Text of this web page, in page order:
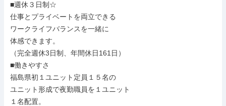
■週休３日制☆
仕事とプライベートを両立できる
ワークライフバランスを一緒に
体感できます。
（完全週休3日制、年間休日161日）
■働きやすさ
福島県初１ユニット定員１５名の
ユニット形成で夜勤職員を１ユニット
１名配置。